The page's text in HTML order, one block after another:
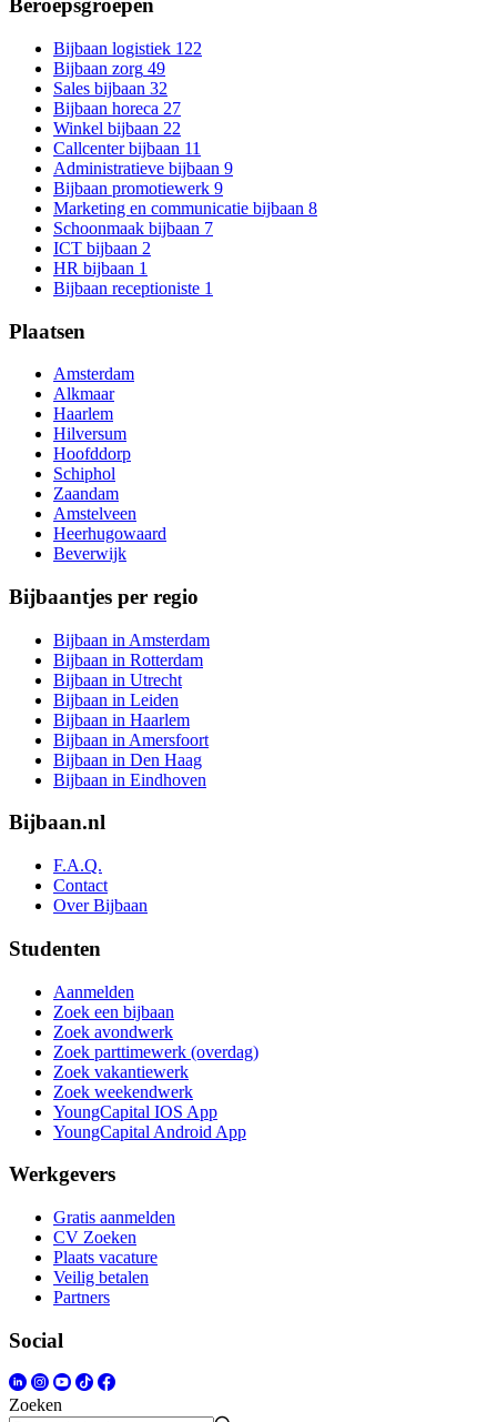
Beroepsgroepen
Bijbaan logistiek 122
Bijbaan zorg 49
Sales bijbaan 32
Bijbaan horeca 27
Winkel bijbaan 22
Callcenter bijbaan 11
Administratieve bijbaan 9
Bijbaan promotiewerk 9
Marketing en communicatie bijbaan 8
Schoonmaak bijbaan 7
ICT bijbaan 2
HR bijbaan 1
Bijbaan receptioniste 1
Plaatsen
Amsterdam
Alkmaar
Haarlem
Hilversum
Hoofddorp
Schiphol
Zaandam
Amstelveen
Heerhugowaard
Beverwijk
Bijbaantjes per regio
Bijbaan in Amsterdam
Bijbaan in Rotterdam
Bijbaan in Utrecht
Bijbaan in Leiden
Bijbaan in Haarlem
Bijbaan in Amersfoort
Bijbaan in Den Haag
Bijbaan in Eindhoven
Bijbaan.nl
F.A.Q.
Contact
Over Bijbaan
Studenten
Aanmelden
Zoek een bijbaan
Zoek avondwerk
Zoek parttimewerk (overdag)
Zoek vakantiewerk
Zoek weekendwerk
YoungCapital IOS App
YoungCapital Android App
Werkgevers
Gratis aanmelden
CV Zoeken
Plaats vacature
Veilig betalen
Partners
Social
Zoeken